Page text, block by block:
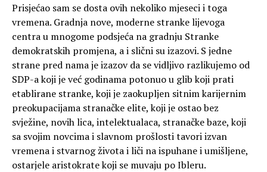
Prisjećao sam se dosta ovih nekoliko mjeseci i toga
vremena. Gradnja nove, moderne stranke lijevoga
centra u mnogome podsjeća na gradnju Stranke
demokratskih promjena, a i slični su izazovi. S jedne
strane pred nama je izazov da se vidljivo razlikujemo od
SDP-a koji je već godinama potonuo u glib koji prati
etablirane stranke, koji je zaokupljen sitnim karijernim
preokupacijama stranačke elite, koji je ostao bez
svježine, novih lica, intelektualaca, stranačke baze, koji
sa svojim novcima i slavnom prošlosti tavori izvan
vremena i stvarnog života i liči na ispuhane i umišljene,
ostarjele aristokrate koji se muvaju po Ibleru.